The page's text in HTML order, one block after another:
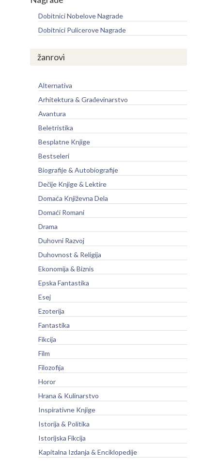
Dobitnici Nobelove Nagrade
Dobitnici Pulicerove Nagrade
žanrovi
Alternativa
Arhitektura & Građevinarstvo
Avantura
Beletristika
Besplatne Knjige
Bestseleri
Biografije & Autobiografije
Dečije Knjige & Lektire
Domaća Književna Dela
Domaći Romani
Drama
Duhovni Razvoj
Duhovnost & Religija
Ekonomija & Biznis
Epska Fantastika
Esej
Ezoterija
Fantastika
Fikcija
Film
Filozofija
Horor
Hrana & Kulinarstvo
Inspirativne Knjige
Istorija & Politika
Istorijska Fikcija
Kapitalna Izdanja & Enciklopedije